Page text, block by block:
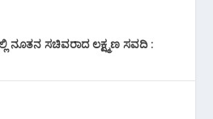
ನೂತನ ಸಚಿವರಾದ ಲಕ್ಷ್ಮಣ ಸವದಿ :